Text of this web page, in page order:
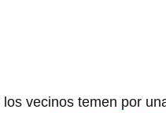
vecinos temen por